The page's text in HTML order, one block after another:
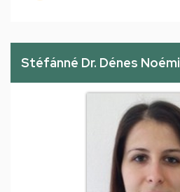
Stéfánné Dr. Dénes Noémi